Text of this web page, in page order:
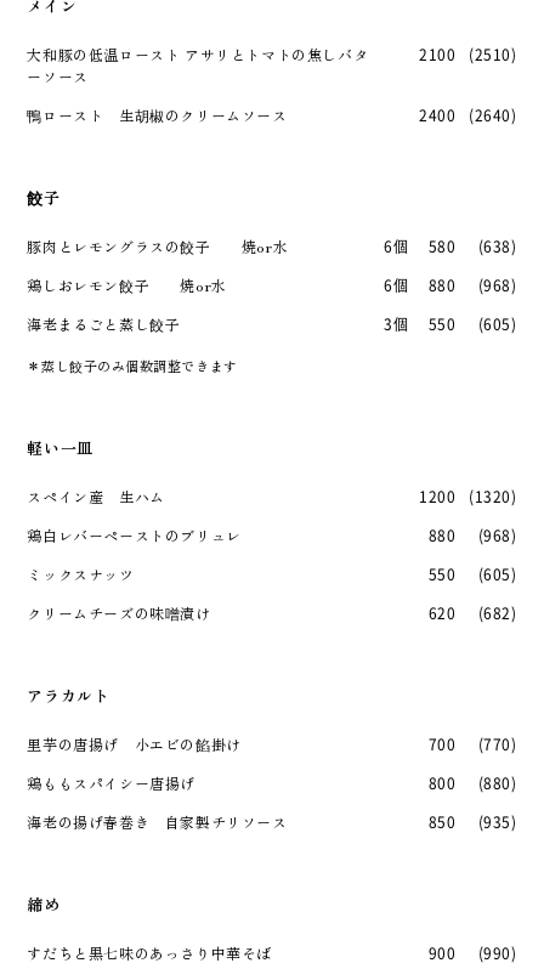
メイン
大和豚の低温ロースト アサリとトマトの焦しバタ
ーソース
2100 (2510)
鴨ロースト 生胡椒のクリームソース 2400 (2640)
餃子
豚肉とレモングラスの餃子 焼or水 6個 580
(638)
鶏しおレモン餃子 焼or水
6個 880
(968)
海老まるごと蒸し餃子
3個 550 (605)
＊蒸し餃子のみ個数調整できます
軽い一皿
スペイン産 生ハム 1200
(1320)
鶏白レバーペーストのブリュレ
880
(968)
ミックスナッツ
550
(605)
クリームチーズの味噌漬け
620 (682)
アラカルト
里芋の唐揚げ 小エビの餡掛け 700
(770)
鶏ももスパイシー唐揚げ
800
(880)
海老の揚げ春巻き 自家製チリソース
850 (935)
締め
すだちと黒七味のあっさり中華そば 900
(990)